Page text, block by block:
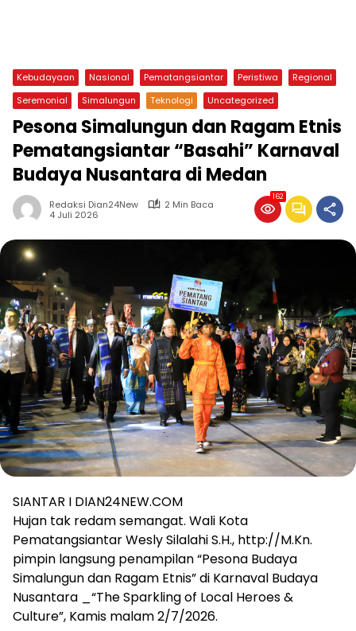
Kebudayaan Nasional Pematangsiantar Peristiwa
Regional
Seremonial
Simalungun Teknologi Uncategorized
Pesona Simalungun dan Ragam Etnis
Pematangsiantar “Basahi” Karnaval
Budaya Nusantara di Medan
Redaksi Dian24New
2 Min Baca
4 Juli 2026
162
SIANTAR I DIAN24NEW.COM
Hujan tak redam semangat. Wali Kota
Pematangsiantar Wesly Silalahi S.H., http://M.Kn.
pimpin langsung penampilan “Pesona Budaya
Simalungun dan Ragam Etnis” di Karnaval Budaya
Nusantara _“The Sparkling of Local Heroes &
Culture”, Kamis malam 2/7/2026.